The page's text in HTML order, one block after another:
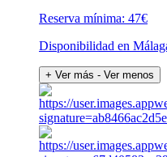
Reserva mínima: 47€
Disponibilidad en
+ Ver más - Ver menos